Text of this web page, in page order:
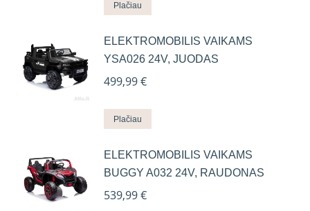
Plačiau
ELEKTROMOBILIS VAIKAMS
YSA026 24V, JUODAS
499,99€
Plačiau
ELEKTROMOBILIS VAIKAMS
BUGGY A032 24V, RAUDONAS
539,99€